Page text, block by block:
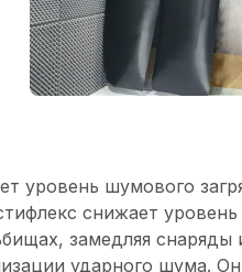
уровень шумового
снижает
замедляя снаряды
ударного шума.